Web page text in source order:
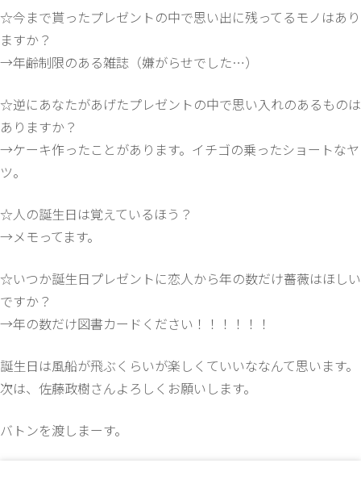
☆今まで貰ったプレゼントの中で思い出に残ってるモノはあり
ますか？
→年齢制限のある雑誌（嫌がらせでした…）
☆逆にあなたがあげたプレゼントの中で思い入れのあるものは
ありますか？
→ケーキ作ったことがあります。イチゴの乗ったショートなヤ
ツ。
☆人の誕生日は覚えているほう？
→メモってます。
☆いつか誕生日プレゼントに恋人から年の数だけ薔薇はほしい
ですか？
→年の数だけ図書カードください！！！！！！
誕生日は風船が飛ぶくらいが楽しくていいななんて思います。
次は、佐藤政樹さんよろしくお願いします。
バトンを渡しまーす。